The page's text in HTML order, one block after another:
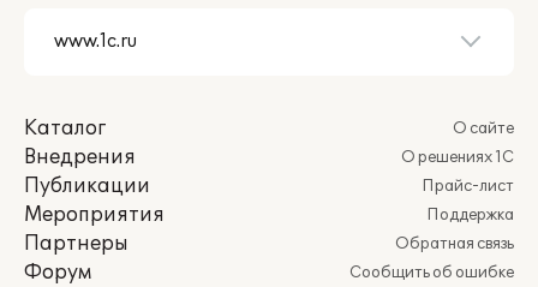
Каталог
Внедрения
Публикации
Мероприятия
Партнеры
Форум
О сайте
О решениях 1С
Прайс-лист
Поддержка
Обратная связь
Сообщить об ошибке